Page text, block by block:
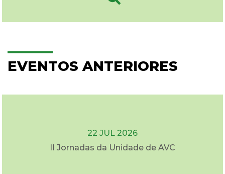
EVENTOS ANTERIORES
22 JUL 2026
II Jornadas da Unidade de AVC